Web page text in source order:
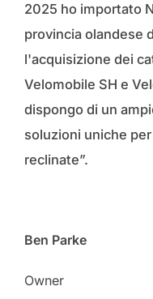
2025 ho importato
provincia olandese
l'acquisizione dei
Velomobile SH e
dispongo di un
soluzioni uniche
reclinate”.
Ben Parke
Owner